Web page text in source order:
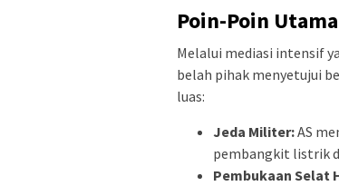
Poin-Poin
​Melalui mediasi intensif
belah pihak menyetujui
luas:
Jeda Militer:AS
pembangkit listrik
Pembukaan Selat